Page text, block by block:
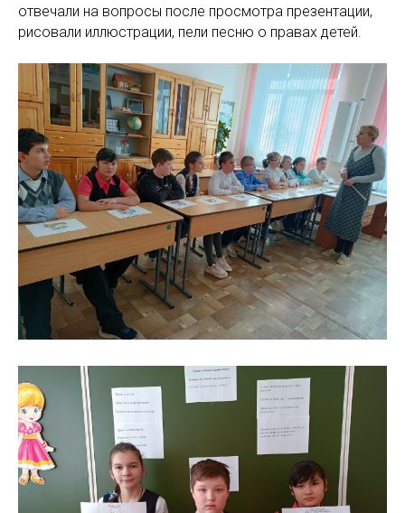
отвечали на вопросы после просмотра презентации,
рисовали иллюстрации, пели песню о правах детей.